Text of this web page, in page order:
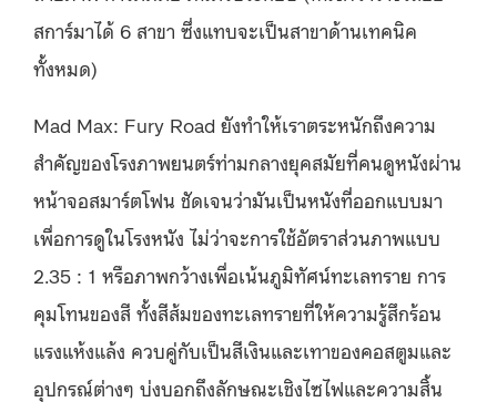
สการ์มาได้ 6 สาขา ซึ่งแทบจะเป็นสาขาด้านเทคนิค
ทั้งหมด)
Mad Max: Fury Road ยังทำให้เราตระหนักถึงความ
สำคัญของโรงภาพยนตร์ท่ามกลางยุคสมัยที่คนดูหนังผ่าน
หน้าจอสมาร์ตโฟน ชัดเจนว่ามันเป็นหนังที่ออกแบบมา
เพื่อการดูในโรงหนัง ไม่ว่าจะการใช้อัตราส่วนภาพแบบ
2.35 : 1 หรือภาพกว้างเพื่อเน้นภูมิทัศน์ทะเลทราย การ
คุมโทนของสี ทั้งสีส้มของทะเลทรายที่ให้ความรู้สึกร้อน
แรงแห้งแล้ง ควบคู่กับเป็นสีเงินและเทาของคอสตูมและ
อุปกรณ์ต่างๆ บ่งบอกถึงลักษณะเชิงไซไฟและความสิ้น